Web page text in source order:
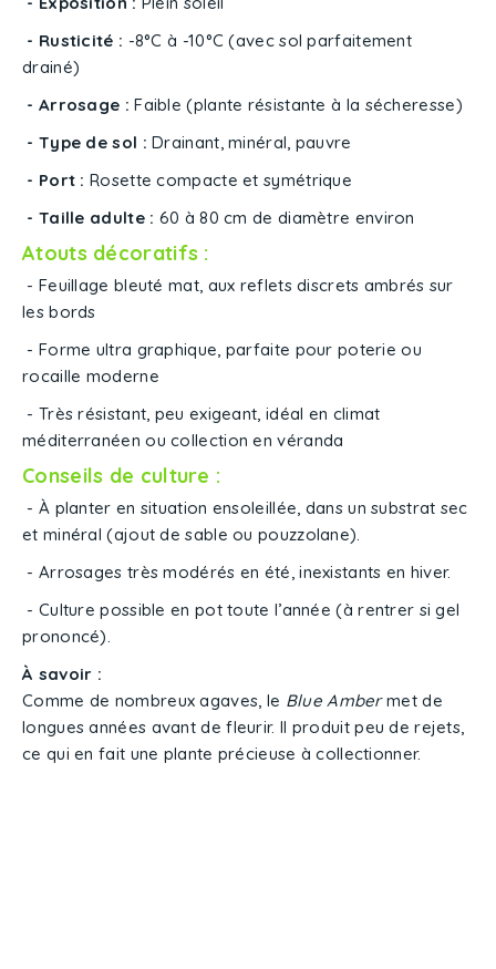
- Rusticité : -8°C à -10°C (avec sol parfaitement
drainé)
- Arrosage : Faible (plante résistante à la sécheresse)
- Type de sol : Drainant, minéral, pauvre
- Port : Rosette compacte et symétrique
- Taille adulte : 60 à 80 cm de diamètre environ
Atouts décoratifs :
- Feuillage bleuté mat, aux reflets discrets ambrés sur
les bords
- Forme ultra graphique, parfaite pour poterie ou
rocaille moderne
- Très résistant, peu exigeant, idéal en climat
méditerranéen ou collection en véranda
Conseils de culture :
- À planter en situation ensoleillée, dans un substrat sec
et minéral (ajout de sable ou pouzzolane).
- Arrosages très modérés en été, inexistants en hiver.
- Culture possible en pot toute l’année (à rentrer si gel
prononcé).
À savoir :
Comme de nombreux agaves, le Blue Ambermet de
longues années avant de fleurir. Il produit peu de rejets,
ce qui en fait une plante précieuse à collectionner.